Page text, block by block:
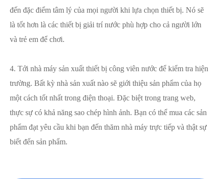
đến đặc điểm tâm lý của mọi người khi lựa chọn thiết bị. Nó sẽ
là tốt hơn là các thiết bị giải trí nước phù hợp cho cả người lớn
và trẻ em để chơi.
4. Tới nhà máy sản xuất thiết bị công viên nước để kiểm tra hiện
trường. Bất kỳ nhà sản xuất nào sẽ giới thiệu sản phẩm của họ
một cách tốt nhất trong điện thoại. Đặc biệt trong trang web,
thực sự có khả năng sao chép hình ảnh. Bạn có thể mua các sản
phẩm đạt yêu cầu khi bạn đến thăm nhà máy trực tiếp và thật sự
biết đến sản phẩm.